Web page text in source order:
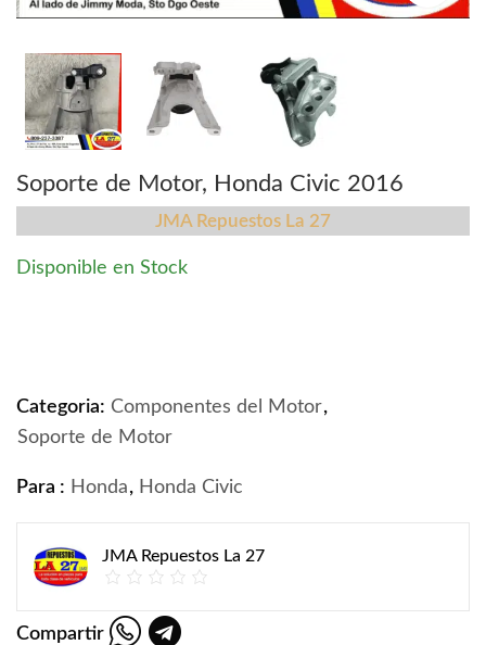
Soporte de Motor, Honda Civic 2016
JMA Repuestos La 27
Disponible en Stock
Categoria: Componentes del Motor,
Soporte de Motor
Para : Honda, Honda Civic
JMA Repuestos La 27
Compartir